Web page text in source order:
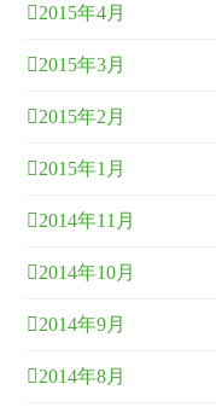
2015年4月
2015年3月
2015年2月
2015年1月
2014年11月
2014年10月
2014年9月
2014年8月